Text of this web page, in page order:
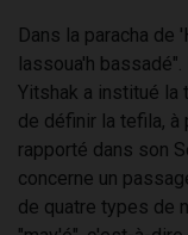
Dans la paracha de
lassoua'h
Yitshak a institué la
de définir la tefila, à
rapporté dans son
concerne un
de quatre types de